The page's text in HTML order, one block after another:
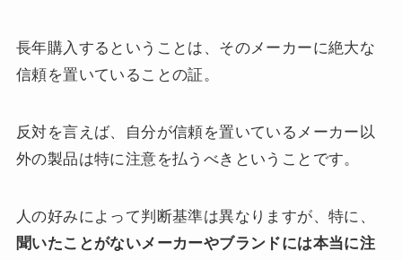
長年購入するということは、そのメーカーに絶大な
信頼を置いていることの証。
反対を言えば、自分が信頼を置いているメーカー以
外の製品は特に注意を払うべきということです。
人の好みによって判断基準は異なりますが、特に、
聞いたことがないメーカーやブランドには本当に注